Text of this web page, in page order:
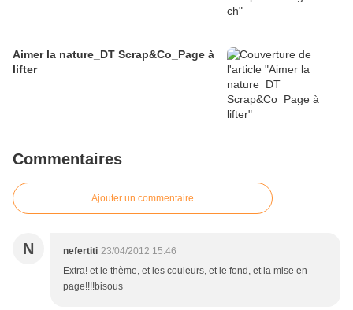
Aimer la nature_DT Scrap&Co_Page à
lifter
Commentaires
Ajouter un commentaire
N nefertiti 23/04/2012 15:46
Extra! et le thème, et les couleurs, et le fond, et la mise en
page!!!!bisous